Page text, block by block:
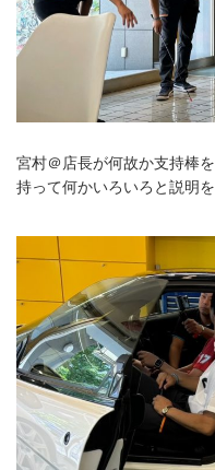
宮村＠店長が何故か支持棒を
持って何かいろいろと説明を